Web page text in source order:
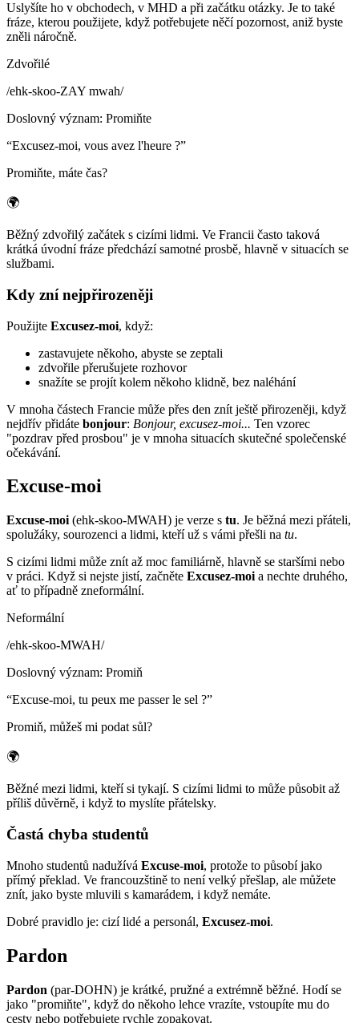
Uslyšíte ho v obchodech, v MHD a při začátku otázky. Je to také
fráze, kterou použijete, když potřebujete něčí pozornost, aniž byste
zněli náročně.
Zdvořilé
/ehk-skoo-ZAY mwah/
Doslovný význam: Promiňte
“Excusez-moi, vous avez l'heure ?”
Promiňte, máte čas?
🌍
Běžný zdvořilý začátek s cizími lidmi. Ve Francii často taková
krátká úvodní fráze předchází samotné prosbě, hlavně v situacích se
službami.
Kdy zní nejpřirozeněji
Použijte Excusez-moi, když:
zastavujete někoho, abyste se zeptali
zdvořile přerušujete rozhovor
snažíte se projít kolem někoho klidně, bez naléhání
V mnoha částech Francie může přes den znít ještě přirozeněji, když
nejdřív přidáte bonjour: Bonjour, excusez-moi... Ten vzorec
"pozdrav před prosbou" je v mnoha situacích skutečné společenské
očekávání.
Excuse-moi
Excuse-moi (ehk-skoo-MWAH) je verze s tu. Je běžná mezi přáteli,
spolužáky, sourozenci a lidmi, kteří už s vámi přešli na tu.
S cizími lidmi může znít až moc familiárně, hlavně se staršími nebo
v práci. Když si nejste jistí, začněte Excusez-moi a nechte druhého,
ať to případně zneformální.
Neformální
/ehk-skoo-MWAH/
Doslovný význam: Promiň
“Excuse-moi, tu peux me passer le sel ?”
Promiň, můžeš mi podat sůl?
🌍
Běžné mezi lidmi, kteří si tykají. S cizími lidmi to může působit až
příliš důvěrně, i když to myslíte přátelsky.
Častá chyba studentů
Mnoho studentů nadužívá Excuse-moi, protože to působí jako
přímý překlad. Ve francouzštině to není velký přešlap, ale můžete
znít, jako byste mluvili s kamarádem, i když nemáte.
Dobré pravidlo je: cizí lidé a personál, Excusez-moi.
Pardon
Pardon (par-DOHN) je krátké, pružné a extrémně běžné. Hodí se
jako "promiňte", když do někoho lehce vrazíte, vstoupíte mu do
cesty nebo potřebujete rychle zopakovat.